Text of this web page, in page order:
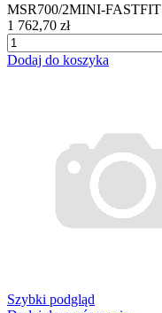
MSR700/2MINI-FASTFIT
1 762,70 zł
Dodaj do koszyka
Szybki podgląd